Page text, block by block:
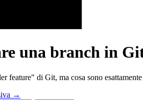
una branch in
feature" di Git, ma cosa sono
→